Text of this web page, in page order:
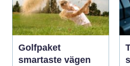
Golfpaket
smartaste vägen